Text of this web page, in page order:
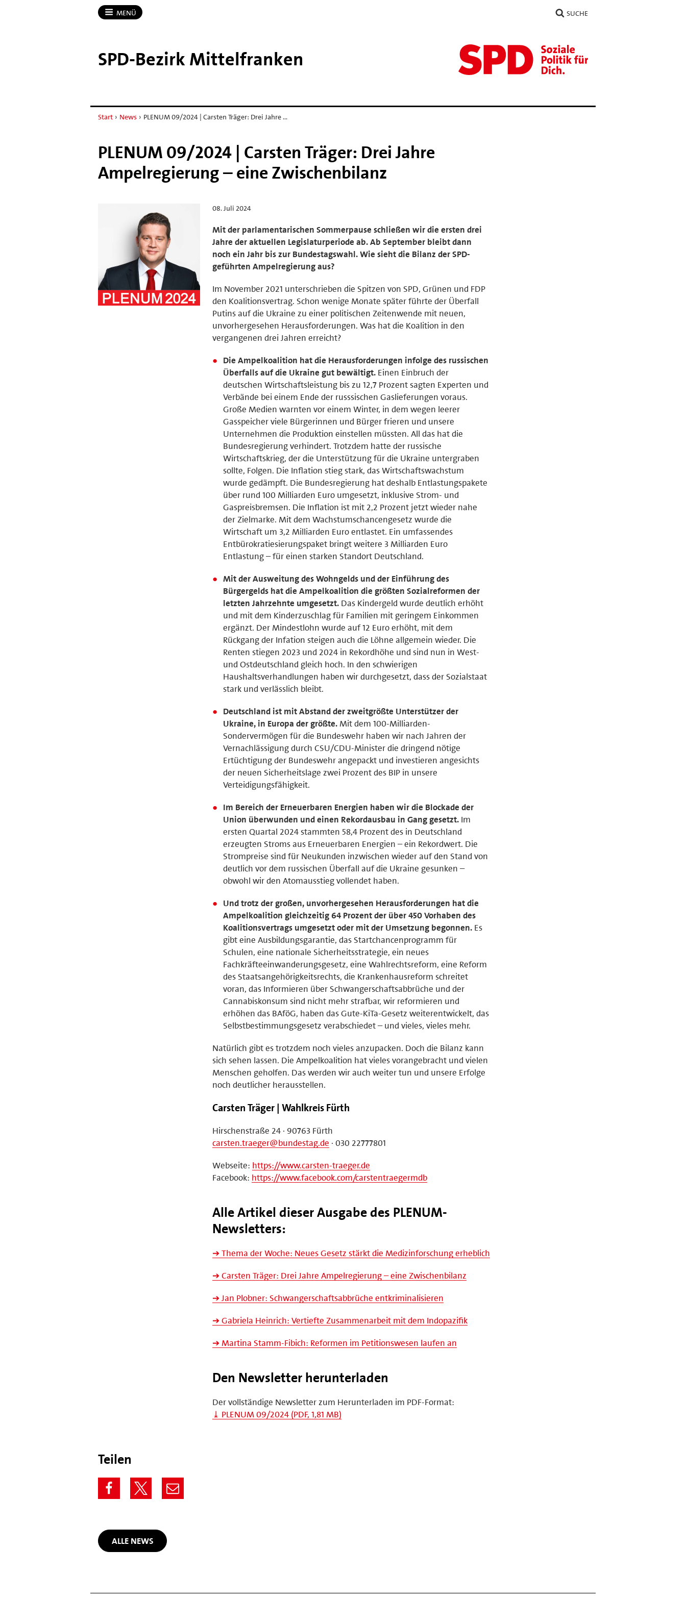
MENÜ SUCHE
SPD-​Bezirk Mittelfranken
Start › News › PLENUM 09/2024 | Carsten Träger: Drei Jahre …
PLENUM 09/2024 | Carsten Träger: Drei Jahre
Ampelregierung – eine Zwischenbilanz
08. Juli 2024
Mit der parlamentarischen Sommerpause schließen wir die ersten drei
Jahre der aktuellen Legislaturperiode ab. Ab September bleibt dann
noch ein Jahr bis zur Bundestagswahl. Wie sieht die Bilanz der SPD-
geführten Ampelregierung aus?
Im November 2021 unterschrieben die Spitzen von SPD, Grünen und FDP
den Koalitionsvertrag. Schon wenige Monate später führte der Überfall
Putins auf die Ukraine zu einer politischen Zeitenwende mit neuen,
unvorhergesehen Herausforderungen. Was hat die Koalition in den
vergangenen drei Jahren erreicht?
Die Ampelkoalition hat die Herausforderungen infolge des russischen
Überfalls auf die Ukraine gut bewältigt. Einen Einbruch der
deutschen Wirtschaftsleistung bis zu 12,7 Prozent sagten Experten und
Verbände bei einem Ende der russsischen Gaslieferungen voraus.
Große Medien warnten vor einem Winter, in dem wegen leerer
Gasspeicher viele Bürgerinnen und Bürger frieren und unsere
Unternehmen die Produktion einstellen müssten. All das hat die
Bundesregierung verhindert. Trotzdem hatte der russische
Wirtschaftskrieg, der die Unterstützung für die Ukraine untergraben
sollte, Folgen. Die Inflation stieg stark, das Wirtschaftswachstum
wurde gedämpft. Die Bundesregierung hat deshalb Entlastungspakete
über rund 100 Milliarden Euro umgesetzt, inklusive Strom- und
Gaspreisbremsen. Die Inflation ist mit 2,2 Prozent jetzt wieder nahe
der Zielmarke. Mit dem Wachstumschancengesetz wurde die
Wirtschaft um 3,2 Milliarden Euro entlastet. Ein umfassendes
Entbürokratiesierungspaket bringt weitere 3 Milliarden Euro
Entlastung – für einen starken Standort Deutschland.
Mit der Ausweitung des Wohngelds und der Einführung des
Bürgergelds hat die Ampelkoalition die größten Sozialreformen der
letzten Jahrzehnte umgesetzt. Das Kindergeld wurde deutlich erhöht
und mit dem Kinderzuschlag für Familien mit geringem Einkommen
ergänzt. Der Mindestlohn wurde auf 12 Euro erhöht, mit dem
Rückgang der Infation steigen auch die Löhne allgemein wieder. Die
Renten stiegen 2023 und 2024 in Rekordhöhe und sind nun in West-
und Ostdeutschland gleich hoch. In den schwierigen
Haushaltsverhandlungen haben wir durchgesetzt, dass der Sozialstaat
stark und verlässlich bleibt.
Deutschland ist mit Abstand der zweitgrößte Unterstützer der
Ukraine, in Europa der größte. Mit dem 100-Milliarden-
Sondervermögen für die Bundeswehr haben wir nach Jahren der
Vernachlässigung durch CSU/CDU-Minister die dringend nötige
Ertüchtigung der Bundeswehr angepackt und investieren angesichts
der neuen Sicherheitslage zwei Prozent des BIP in unsere
Verteidigungsfähigkeit.
Im Bereich der Erneuerbaren Energien haben wir die Blockade der
Union überwunden und einen Rekordausbau in Gang gesetzt. Im
ersten Quartal 2024 stammten 58,4 Prozent des in Deutschland
erzeugten Stroms aus Erneuerbaren Energien – ein Rekordwert. Die
Strompreise sind für Neukunden inzwischen wieder auf den Stand von
deutlich vor dem russischen Überfall auf die Ukraine gesunken –
obwohl wir den Atomausstieg vollendet haben.
Und trotz der großen, unvorhergesehen Herausforderungen hat die
Ampelkoalition gleichzeitig 64 Prozent der über 450 Vorhaben des
Koalitionsvertrags umgesetzt oder mit der Umsetzung begonnen. Es
gibt eine Ausbildungsgarantie, das Startchancenprogramm für
Schulen, eine nationale Sicherheitsstrategie, ein neues
Fachkräfteeinwanderungsgesetz, eine Wahlrechtsreform, eine Reform
des Staatsangehörigkeitsrechts, die Krankenhausreform schreitet
voran, das Informieren über Schwangerschaftsabbrüche und der
Cannabiskonsum sind nicht mehr strafbar, wir reformieren und
erhöhen das BAföG, haben das Gute-KiTa-Gesetz weiterentwickelt, das
Selbstbestimmungsgesetz verabschiedet – und vieles, vieles mehr.
Natürlich gibt es trotzdem noch vieles anzupacken. Doch die Bilanz kann
sich sehen lassen. Die Ampelkoalition hat vieles vorangebracht und vielen
Menschen geholfen. Das werden wir auch weiter tun und unsere Erfolge
noch deutlicher herausstellen.
Carsten Träger | Wahlkreis Fürth
Hirschenstraße 24 · 90763 Fürth
carsten.traeger@bundestag.de · 030 22777801
Webseite: https://www.carsten-traeger.de
Facebook: https://www.facebook.com/carstentraegermdb
Alle Artikel dieser Ausgabe des PLENUM-
Newsletters:
➔ Thema der Woche: Neues Gesetz stärkt die Medizinforschung erheblich
➔ Carsten Träger: Drei Jahre Ampelregierung – eine Zwischenbilanz
➔ Jan Plobner: Schwangerschaftsabbrüche entkriminalisieren
➔ Gabriela Heinrich: Vertiefte Zusammenarbeit mit dem Indopazifik
➔ Martina Stamm-Fibich: Reformen im Petitionswesen laufen an
Den Newsletter herunterladen
Der vollständige Newsletter zum Herunterladen im PDF-Format:
⤓ PLENUM 09/2024 (PDF, 1,81 MB)
Teilen
ALLE NEWS